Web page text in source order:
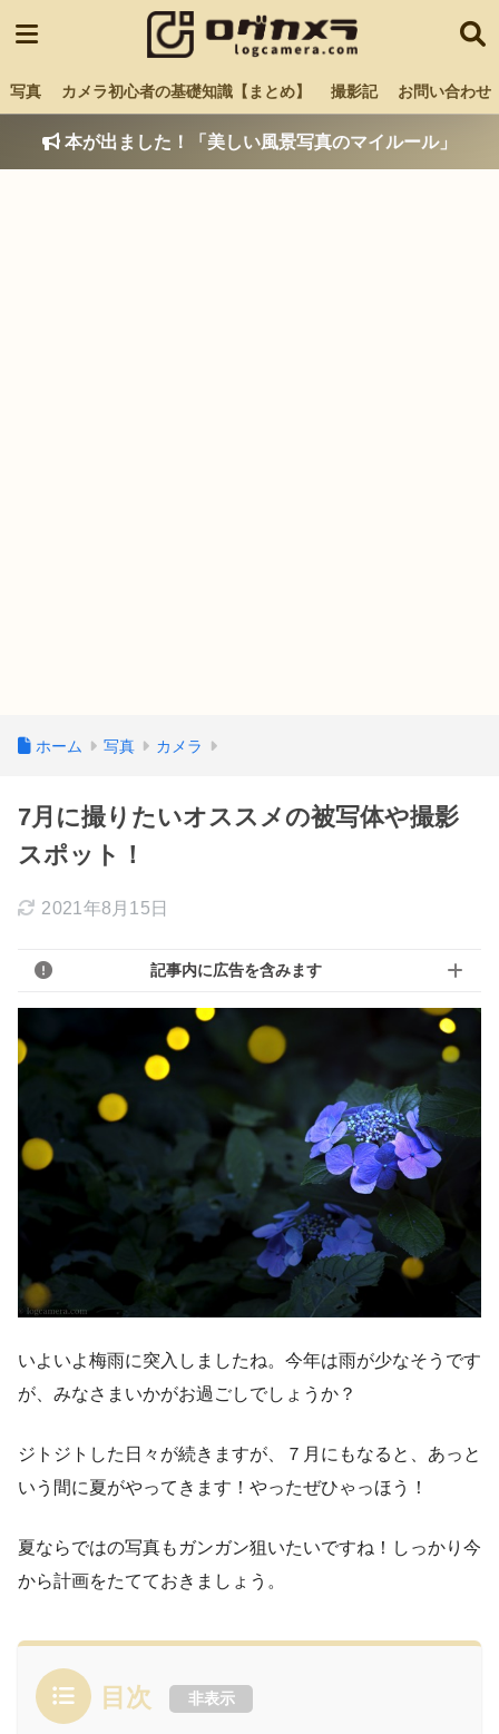
写真 カメラ初心者の基礎知識【まとめ】 撮影記 お問い合わせ
本が出ました！「美しい風景写真のマイルール」
ホーム 写真 カメラ
7月に撮りたいオススメの被写体や撮影
スポット！
2021年8月15日
記事内に広告を含みます
いよいよ梅雨に突入しましたね。今年は雨が少なそうです
が、みなさまいかがお過ごしでしょうか？
ジトジトした日々が続きますが、７月にもなると、あっと
いう間に夏がやってきます！やったぜひゃっほう！
夏ならではの写真もガンガン狙いたいですね！しっかり今
から計画をたてておきましょう。
目次 非表示